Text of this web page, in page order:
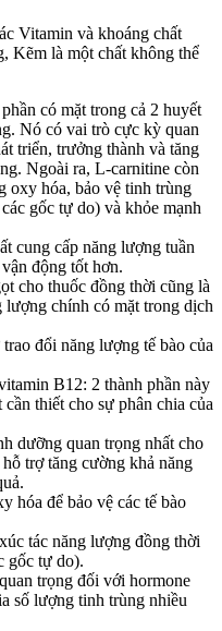
Vitamin và khoáng chất
Kẽm là một chất không thể
có mặt trong cả 2 huyết
Nó có vai trò cực kỳ quan
triển, trưởng thành và tăng
Ngoài ra, L-carnitine còn
oxy hóa, bảo vệ tinh trùng
gốc tự do) và khỏe mạnh
cung cấp năng lượng tuần
động tốt hơn.
cho thuốc đồng thời cũng là
lượng chính có mặt trong dịch
đổi năng lượng tế bào của
B12: 2 thành phần này
thiết cho sự phân chia của
dưỡng quan trọng nhất cho
trợ tăng cường khả năng
hóa để bảo vệ các tế bào
tác năng lượng đồng thời
gốc tự do).
trọng đối với hormone
số lượng tinh trùng nhiều